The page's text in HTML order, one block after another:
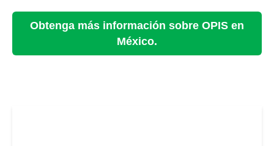
Obtenga más información sobre OPIS en
México.